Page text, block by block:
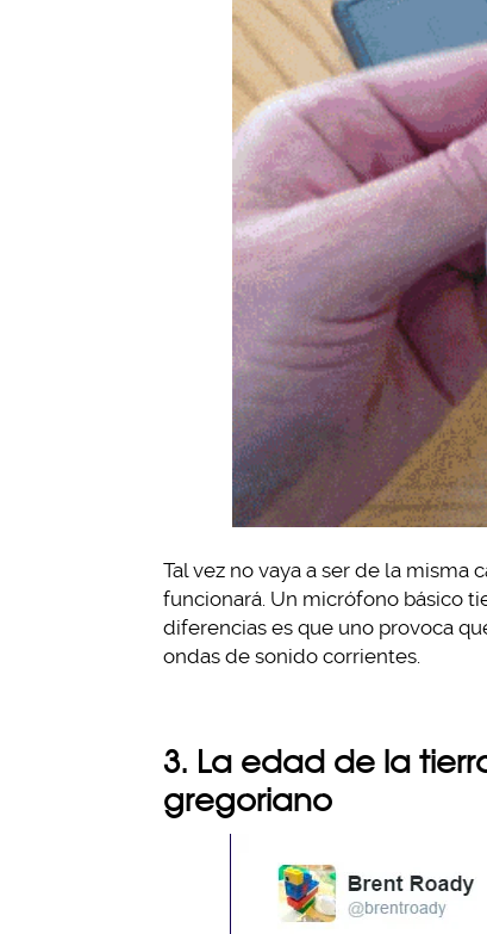
Tal vez no vaya a ser de la
funcionará. Un micrófono básico
diferencias es que uno provoca
ondas de sonido corrientes.
3. La edad de la
gregoriano